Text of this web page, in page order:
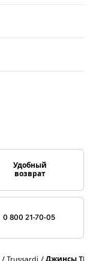
Удобный
возврат
0 800 21-70-05
Trussardi Джинсы